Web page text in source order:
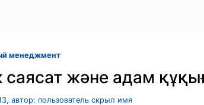
менеджмент
саясат және адам
автор: пользователь скрыл имя